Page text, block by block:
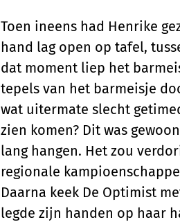
Toen ineens had Henrike
hand lag open op tafel,
dat moment liep het
tepels van het barmeisje
wat uitermate slecht
zien komen? Dit was
lang hangen. Het zou
regionale
Daarna keek De Optimist
legde zijn handen op haar